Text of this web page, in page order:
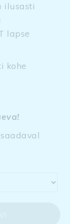
ilusasti
lapse
kohe